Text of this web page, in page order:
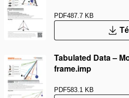
PDF487.7 KB
Tabulated Data –
frame.imp
PDF583.1 KB